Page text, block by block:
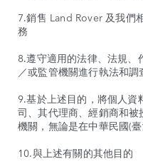
7.銷售 Land Rover 及我們
務
8.遵守適用的法律、法規、
／或監管機關進行執法和調
9.基於上述目的，將個人
司、其代理商、經銷商和
機關，無論是在中華民國(
10.與上述有關的其他目的